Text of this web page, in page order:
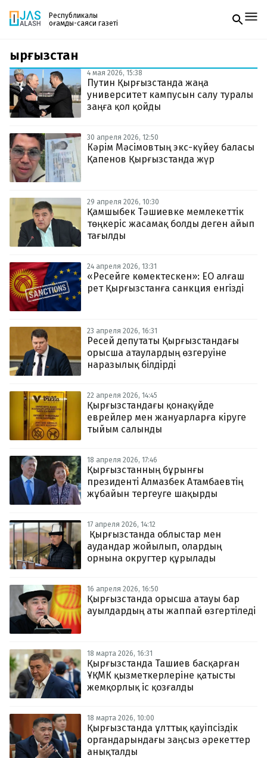
Республикалық
қоғамдық-саяси газеті
Жаңалықтар
Спорт
Live
Руханият
Аймақ
Архив
Заң және тәртіп
Редакциямен байланыс
+7 708 604 51 06
Жарнама бөлімі
Пошта
zhasalash100@gmail.com
Газетке жазылу
PDF форматтағы газетті ай сайын электронды
поштаңызға алып отырыңыз. Жаңа нөмір
шыққан сәтте сізге бірден жіберіледі. Тек email
Қырғызстан
4 мая 2026, 15:38
Путин Қырғызстанда жаңа
университет кампусын салу туралы
заңға қол қойды
30 апреля 2026, 12:50
Кәрім Мәсімовтың экс-күйеу баласы
Қапенов Қырғызстанда жүр
29 апреля 2026, 10:30
Қамшыбек Тәшиевке мемлекеттік
төңкеріс жасамақ болды деген айып
тағылды
24 апреля 2026, 13:31
«Ресейге көмектескен»: ЕО алғаш
рет Қырғызстанға санкция енгізді
23 апреля 2026, 16:31
Ресей депутаты Қырғызстандағы
орысша атаулардың өзгеруіне
наразылық білдірді
22 апреля 2026, 14:45
Қырғызстандағы қонақүйде
еврейлер мен жануарларға кіруге
тыйым салынды
18 апреля 2026, 17:46
Қырғызстанның бұрынғы
президенті Алмазбек Атамбаевтің
жұбайын тергеуге шақырды
17 апреля 2026, 14:12
Қырғызстанда облыстар мен
аудандар жойылып, олардың
орнына округтер құрылады
16 апреля 2026, 16:50
Қырғызстанда орысша атауы бар
ауылдардың аты жаппай өзгертіледі
18 марта 2026, 16:31
Қырғызстанда Ташиев басқарған
ҰҚМК қызметкерлеріне қатысты
жемқорлық іс қозғалды
18 марта 2026, 10:00
Қырғызстанда ұлттық қауіпсіздік
органдарындағы заңсыз әрекеттер
анықталды